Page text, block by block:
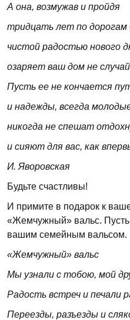
А она, возмужав и пройдя
тридцать лет по дорогам
чистой радостью нового
озаряет ваш дом не
Пусть ее не кончается
и надежды, всегда
никогда не спешат
и сияют для вас, как
И. Яворовская
Будьте счастливы!
И примите в подарок к
«Жемчужный» вальс. Пусть
вашим семейным вальсом.
«Жемчужный» вальс
Мы узнали с тобою, мой
Радость встреч и печали
Переезды, разъезды и